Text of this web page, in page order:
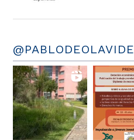
@PABLODEOLAVIDE